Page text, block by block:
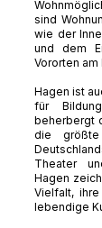
sind
wie der
und dem
Vororten am
Hagen ist
für
beherbergt
die größte
Theater
Hagen
Vielfalt,
lebendige